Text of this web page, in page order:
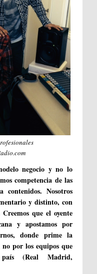
negocio y no lo
competencia de las
contenidos. Nosotros
y distinto, con
que el oyente
y apostamos por
donde prime la
por los equipos que
(Real Madrid,